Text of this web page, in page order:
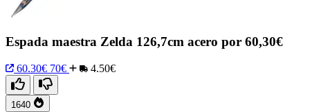
Espada maestra Zelda 126,7cm acero por 60,30€
60.30€ 70€ 4.50€
1640